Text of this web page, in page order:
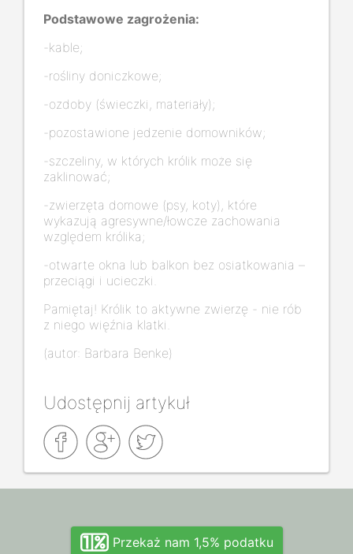
Podstawowe zagrożenia:
-kable;
-rośliny doniczkowe;
-ozdoby (świeczki, materiały);
-pozostawione jedzenie domowników;
-szczeliny, w których królik może się
zaklinować;
-zwierzęta domowe (psy, koty), które
wykazują agresywne/łowcze zachowania
względem królika;
-otwarte okna lub balkon bez osiatkowania –
przeciągi i ucieczki.
Pamiętaj! Królik to aktywne zwierzę - nie rób
z niego więźnia klatki.
(autor: Barbara Benke)
Udostępnij artykuł
Przekaż nam 1,5% podatku